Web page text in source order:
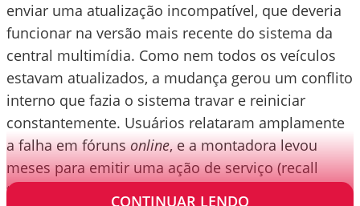
enviar uma atualização incompatível, que deveria
funcionar na versão mais recente do sistema da
central multimídia. Como nem todos os veículos
estavam atualizados, a mudança gerou um conflito
interno que fazia o sistema travar e reiniciar
constantemente. Usuários relataram amplamente
a falha em fórunsonline, e a montadora levou
meses para emitir uma ação de serviço (recall
técnico) voltada à atualização do sistema.
CONTINUAR LENDO